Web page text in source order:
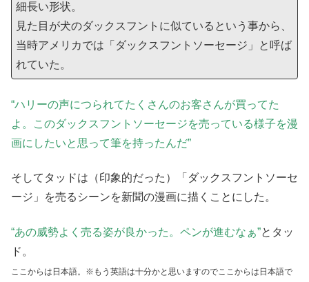
細長い形状。
見た目が犬のダックスフントに似ているという事から、
当時アメリカでは「ダックスフントソーセージ」と呼ば
れていた。
“ハリーの声につられてたくさんのお客さんが買ってた
よ。このダックスフントソーセージを売っている様子を漫
画にしたいと思って筆を持ったんだ”
そしてタッドは（印象的だった）「ダックスフントソーセ
ージ」を売るシーンを新聞の漫画に描くことにした。
“あの威勢よく売る姿が良かった。ペンが進むなぁ”とタッ
ド。
ここからは日本語。※もう英語は十分かと思いますのでここからは日本語で